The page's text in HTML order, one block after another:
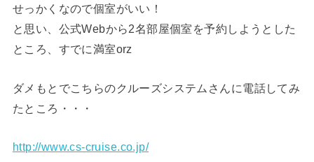
せっかくなので個室がいい！
と思い、公式Webから2名部屋個室を予約しようとした
ところ、すでに満室orz
ダメもとでこちらのクルーズシステムさんに電話してみ
たところ・・・
http://www.cs-cruise.co.jp/